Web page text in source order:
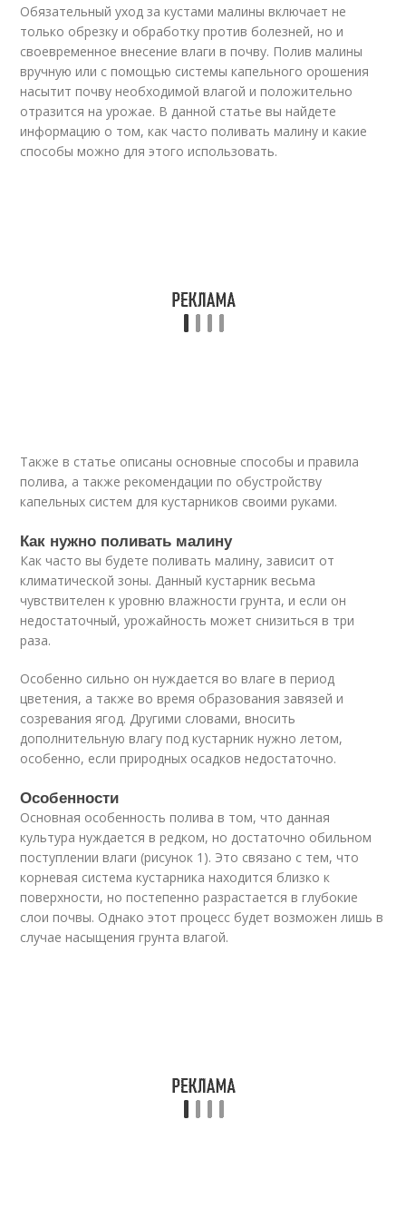
Обязательный уход за кустами малины включает не
только обрезку и обработку против болезней, но и
своевременное внесение влаги в почву. Полив малины
вручную или с помощью системы капельного орошения
насытит почву необходимой влагой и положительно
отразится на урожае. В данной статье вы найдете
информацию о том, как часто поливать малину и какие
способы можно для этого использовать.
Также в статье описаны основные способы и правила
полива, а также рекомендации по обустройству
капельных систем для кустарников своими руками.
Как нужно поливать малину
Как часто вы будете поливать малину, зависит от
климатической зоны. Данный кустарник весьма
чувствителен к уровню влажности грунта, и если он
недостаточный, урожайность может снизиться в три
раза.
Особенно сильно он нуждается во влаге в период
цветения, а также во время образования завязей и
созревания ягод. Другими словами, вносить
дополнительную влагу под кустарник нужно летом,
особенно, если природных осадков недостаточно.
Особенности
Основная особенность полива в том, что данная
культура нуждается в редком, но достаточно обильном
поступлении влаги (рисунок 1). Это связано с тем, что
корневая система кустарника находится близко к
поверхности, но постепенно разрастается в глубокие
слои почвы. Однако этот процесс будет возможен лишь в
случае насыщения грунта влагой.